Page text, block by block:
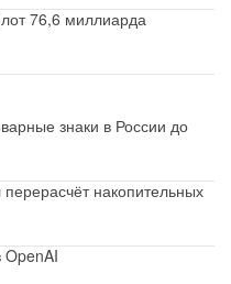
76,6 миллиарда
знаки в России до
накопительных
OpenAI